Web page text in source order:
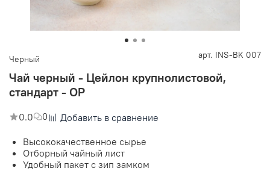
Черный арт. INS-BK 007
Чай черный - Цейлон крупнолистовой,
стандарт - OP
0.0 0
Добавить в сравнение
Высококачественное сырье
Отборный чайный лист
Удобный пакет с зип замком